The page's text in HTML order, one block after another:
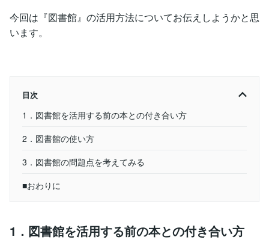
今回は『図書館』の活用方法についてお伝えしようかと思
います。
目次
1．図書館を活用する前の本との付き合い方
2．図書館の使い方
3．図書館の問題点を考えてみる
■おわりに
1．図書館を活用する前の本との付き合い方